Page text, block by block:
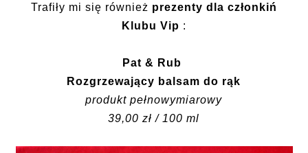
Trafiły mi się również prezenty dla członkiń
Klubu Vip :
Pat & Rub
Rozgrzewający balsam do rąk
produkt pełnowymiarowy
39,00 zł / 100 ml